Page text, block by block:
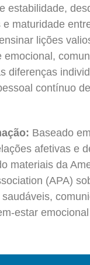
estabilidade,
maturidade
lições
emocional,
diferenças
contínuo
Baseado
afetivas e
materiais da
(APA)
estar